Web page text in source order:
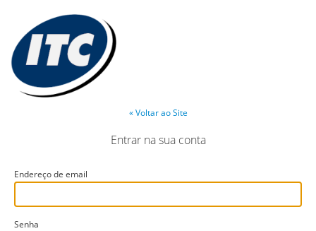
« Voltar ao Site
Entrar na sua conta
Endereço de email
Senha